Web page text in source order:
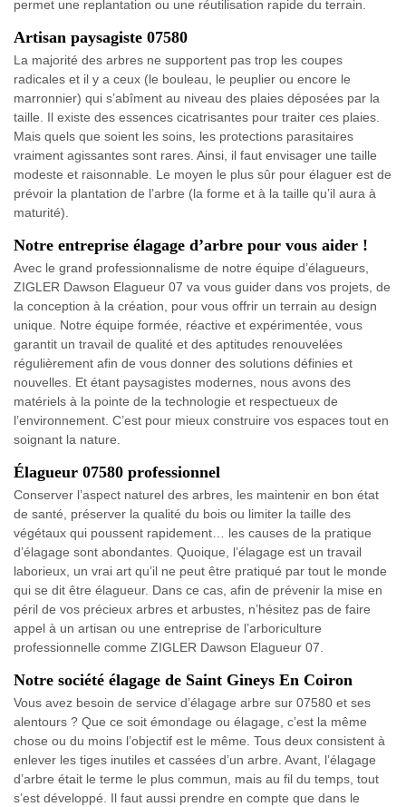
permet une replantation ou une réutilisation rapide du terrain.
Artisan paysagiste 07580
La majorité des arbres ne supportent pas trop les coupes
radicales et il y a ceux (le bouleau, le peuplier ou encore le
marronnier) qui s’abîment au niveau des plaies déposées par la
taille. Il existe des essences cicatrisantes pour traiter ces plaies.
Mais quels que soient les soins, les protections parasitaires
vraiment agissantes sont rares. Ainsi, il faut envisager une taille
modeste et raisonnable. Le moyen le plus sûr pour élaguer est de
prévoir la plantation de l’arbre (la forme et à la taille qu’il aura à
maturité).
Notre entreprise élagage d’arbre pour vous aider !
Avec le grand professionnalisme de notre équipe d’élagueurs,
ZIGLER Dawson Elagueur 07 va vous guider dans vos projets, de
la conception à la création, pour vous offrir un terrain au design
unique. Notre équipe formée, réactive et expérimentée, vous
garantit un travail de qualité et des aptitudes renouvelées
régulièrement afin de vous donner des solutions définies et
nouvelles. Et étant paysagistes modernes, nous avons des
matériels à la pointe de la technologie et respectueux de
l’environnement. C’est pour mieux construire vos espaces tout en
soignant la nature.
Élagueur 07580 professionnel
Conserver l’aspect naturel des arbres, les maintenir en bon état
de santé, préserver la qualité du bois ou limiter la taille des
végétaux qui poussent rapidement… les causes de la pratique
d’élagage sont abondantes. Quoique, l’élagage est un travail
laborieux, un vrai art qu’il ne peut être pratiqué par tout le monde
qui se dit être élagueur. Dans ce cas, afin de prévenir la mise en
péril de vos précieux arbres et arbustes, n’hésitez pas de faire
appel à un artisan ou une entreprise de l’arboriculture
professionnelle comme ZIGLER Dawson Elagueur 07.
Notre société élagage de Saint Gineys En Coiron
Vous avez besoin de service d’élagage arbre sur 07580 et ses
alentours ? Que ce soit émondage ou élagage, c’est la même
chose ou du moins l’objectif est le même. Tous deux consistent à
enlever les tiges inutiles et cassées d’un arbre. Avant, l’élagage
d’arbre était le terme le plus commun, mais au fil du temps, tout
s’est développé. Il faut aussi prendre en compte que dans le